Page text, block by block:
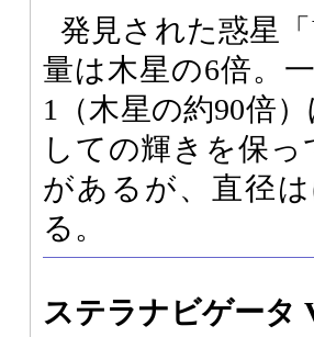
発見された惑星
量は木星の6倍。
1（木星の約90倍
しての輝きを保
があるが、直径
る。
ステラナビゲータ